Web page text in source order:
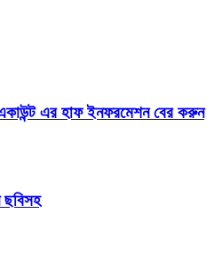
এর হাফ ইনফরমেশন বের করুন